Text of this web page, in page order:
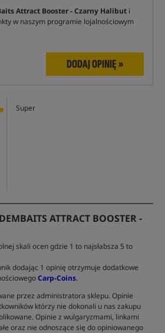
Attract Booster - Czarny Halibut i
w naszym programie lojalnościowym
DODAJ OPINIĘ »
Super
ATTRACT BOOSTER -
skali ocen gdzie 1 to najsłabsza 5 to
dodając 1 opinię otrzymuje dodatkowe
Carp-Coins.
przez administratora sklepu. Opinie
którzy nie dokonali u nas zakupu
Opinie z wulgaryzmami, linkami
oraz nie odnoszące się do opiniowanego